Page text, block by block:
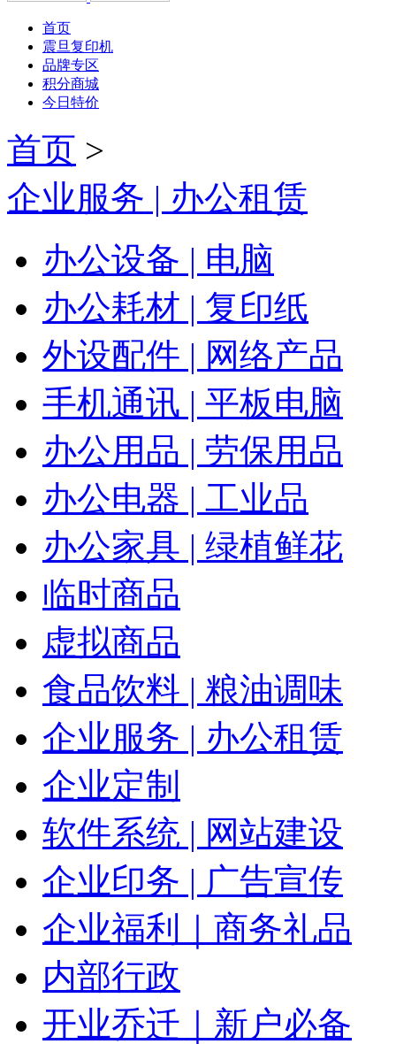
首页
震旦复印机
品牌专区
积分商城
今日特价
首页 >
企业服务 | 办公租赁
办公设备 | 电脑
办公耗材 | 复印纸
外设配件 | 网络产品
手机通讯 | 平板电脑
办公用品 | 劳保用品
办公电器 | 工业品
办公家具 | 绿植鲜花
临时商品
虚拟商品
食品饮料 | 粮油调味
企业服务 | 办公租赁
企业定制
软件系统 | 网站建设
企业印务 | 广告宣传
企业福利｜商务礼品
内部行政
开业乔迁｜新户必备